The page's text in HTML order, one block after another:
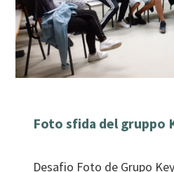
Foto sfida del gruppo
Desafio Foto de Grupo